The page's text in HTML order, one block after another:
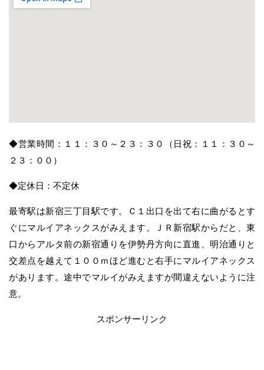
◆営業時間：１１：３０～２３：３０（日祝：１１：３０～
２３：００）
◆定休日：不定休
最寄駅は新宿三丁目駅です。Ｃ１出口を出て右に曲がるとす
ぐにマルイアネックスがみえます。ＪＲ新宿駅からだと、東
口からアルタ前の新宿通りを伊勢丹方向に直進、明治通りと
交差点を越えて１００ｍほど進むと右手にマルイアネックス
があります。途中でマルイがみえますが間違えないように注
意。
スポンサーリンク